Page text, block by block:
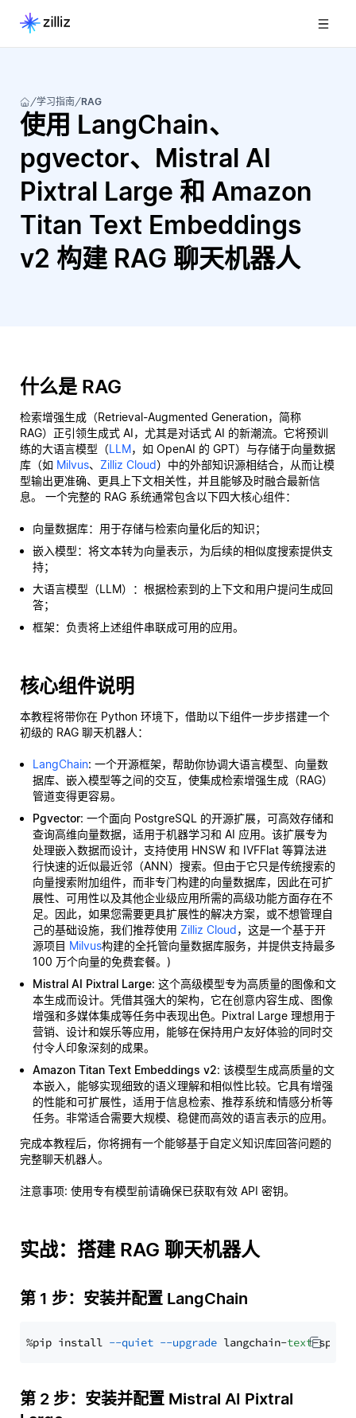
学习指南 RAG
使用 LangChain、
pgvector、Mistral AI
Pixtral Large 和 Amazon
Titan Text Embeddings
v2 构建 RAG 聊天机器人
什么是 RAG
检索增强生成（Retrieval-Augmented Generation，简称
RAG）正引领生成式 AI，尤其是对话式 AI 的新潮流。它将预训
练的大语言模型（LLM，如 OpenAI 的 GPT）与存储于向量数据
库（如 Milvus、 Zilliz Cloud）中的外部知识源相结合，从而让模
型输出更准确、更具上下文相关性，并且能够及时融合最新信
息。 一个完整的 RAG 系统通常包含以下四大核心组件：
向量数据库：用于存储与检索向量化后的知识；
嵌入模型：将文本转为向量表示，为后续的相似度搜索提供支
持；
大语言模型（LLM）：根据检索到的上下文和用户提问生成回
答；
框架：负责将上述组件串联成可用的应用。
核心组件说明
本教程将带你在 Python 环境下，借助以下组件一步步搭建一个
初级的 RAG 聊天机器人：
LangChain: 一个开源框架，帮助你协调大语言模型、向量数
据库、嵌入模型等之间的交互，使集成检索增强生成（RAG）
管道变得更容易。
Pgvector: 一个面向 PostgreSQL 的开源扩展，可高效存储和
查询高维向量数据，适用于机器学习和 AI 应用。该扩展专为
处理嵌入数据而设计，支持使用 HNSW 和 IVFFlat 等算法进
行快速的近似最近邻（ANN）搜索。但由于它只是传统搜索的
向量搜索附加组件，而非专门构建的向量数据库，因此在可扩
展性、可用性以及其他企业级应用所需的高级功能方面存在不
足。因此，如果您需要更具扩展性的解决方案，或不想管理自
己的基础设施，我们推荐使用 Zilliz Cloud，这是一个基于开
源项目 Milvus构建的全托管向量数据库服务，并提供支持最多
100 万个向量的免费套餐。)
Mistral AI Pixtral Large: 这个高级模型专为高质量的图像和文
本生成而设计。凭借其强大的架构，它在创意内容生成、图像
增强和多媒体集成等任务中表现出色。Pixtral Large 理想用于
营销、设计和娱乐等应用，能够在保持用户友好体验的同时交
付令人印象深刻的成果。
Amazon Titan Text Embeddings v2: 该模型生成高质量的文
本嵌入，能够实现细致的语义理解和相似性比较。它具有增强
的性能和可扩展性，适用于信息检索、推荐系统和情感分析等
任务。非常适合需要大规模、稳健而高效的语言表示的应用。
完成本教程后，你将拥有一个能够基于自定义知识库回答问题的
完整聊天机器人。
注意事项: 使用专有模型前请确保已获取有效 API 密钥。
实战：搭建 RAG 聊天机器人
第 1 步：安装并配置 LangChain
%pip install --quiet --upgrade langchain-text
第 2 步：安装并配置 Mistral AI Pixtral